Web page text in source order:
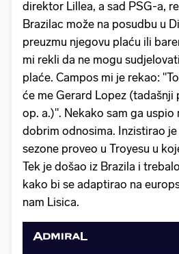
direktor Lillea, a sad PSG-a,
Brazilac može na posudbu u
preuzmu njegovu plaću ili
mi rekli da ne mogu
plaće. Campos mi je rekao:
će me Gerard Lopez (tadašnji
op. a.)". Nekako sam ga
dobrim odnosima. Inzistirao
sezone proveo u Troyesu u
Tek je došao iz Brazila i
kako bi se adaptirao na
nam Lisica.